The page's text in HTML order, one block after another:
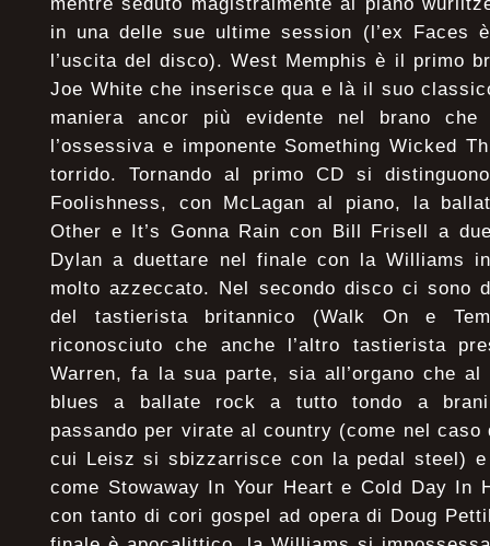
in una delle sue ultime session (l’ex Faces
l’uscita del disco). West Memphis è il primo
Joe White che inserisce qua e là il suo
maniera ancor più evidente nel brano
l’ossessiva e imponente Something Wicked
torrido. Tornando al primo CD si
Foolishness, con McLagan al piano, la
Other e It’s Gonna Rain con Bill Frisell a
Dylan a duettare nel finale con la Williams
molto azzeccato. Nel secondo disco ci sono
del tastierista britannico (Walk On e
riconosciuto che anche l’altro tastierista
Warren, fa la sua parte, sia all’organo che
blues a ballate rock a tutto tondo a
passando per virate al country (come nel
cui Leisz si sbizzarrisce con la pedal steel)
come Stowaway In Your Heart e Cold Day In
con tanto di cori gospel ad opera di Doug